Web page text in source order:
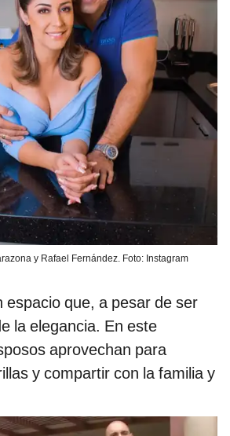
y Rafael Fernández. Foto: Instagram
espacio que, a pesar de ser
la elegancia. En este
aprovechan para
y compartir con la familia y